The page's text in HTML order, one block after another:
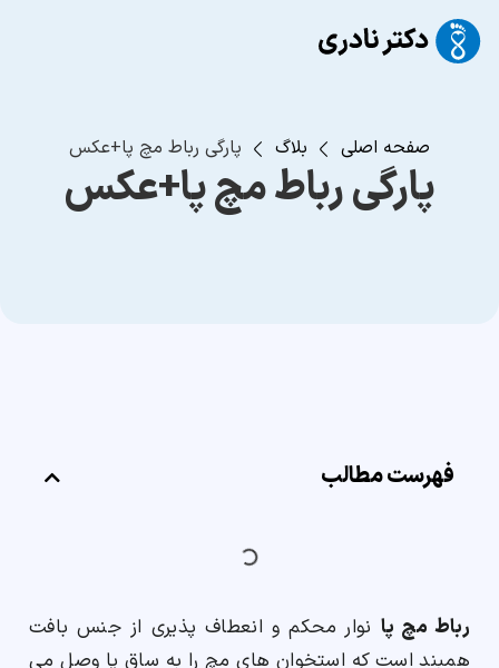
صفحه اصلی بلاگ پارگی رباط مچ پا+عکس
پارگی رباط مچ پا+عکس
فهرست مطالب
رباط مچ پا نوار محکم و انعطاف پذیری از جنس بافت
همبند است که استخوان های مچ را به ساق پا وصل می
قدرت گرفته از همیارسیستم